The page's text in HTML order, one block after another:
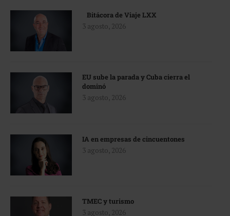
Bitácora de Viaje LXX
3 agosto, 2026
EU sube la parada y Cuba cierra el
dominó
3 agosto, 2026
IA en empresas de cincuentones
3 agosto, 2026
TMEC y turismo
3 agosto, 2026